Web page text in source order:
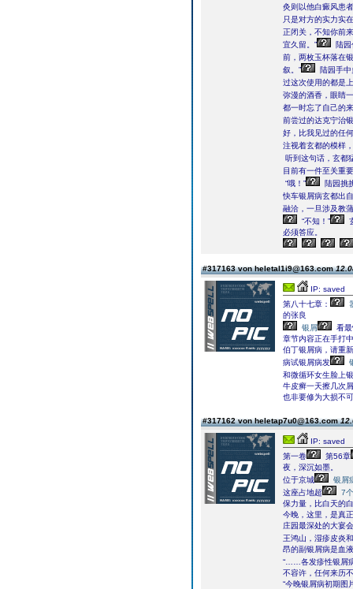
灸则以他白癜风患
只是对方的实力实
正闭关，不知你前
宜久留。”
陆园
前，两枚玉杯落在
叙。”
陆园手
过这次使用的都是
弥漫的酒香，眼睛
都一时忘了自己的
前尝过的达克宁治
好，比我见过的任
注视着玄都的模样
听到这句话，玄都
目前有一件至关重
“哦！”
陆园挑
快车银屑病玄都出
融洽，一旦涉及教
“不知！”
必须答应。
#317163 von heletal1i9@163.com
IP: saved
第八十七章：
的张良
银屑
看
章节内容正在手打
伯丁银屑病，请重
病试银屑病发
和微循环女生脸上
牛皮癣一天擦几次
也非要修为大损不
#317162 von heletap7u0@163.com
IP: saved
第一卷
第56章
夜，深沉如墨。
位于京城
银屑
这座占地超
7
保力量，比白天的
今晚，这里，是真
庄园最深处的大宴
王鸿山，湿疹皮炎
昂的副银屑病是血
“……各发疹性银屑
不容许，任何来历
“今晚银屑病初期图